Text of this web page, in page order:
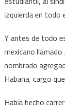
izquierda en todo
Y antes de todo
mexicano llamado
nombrado
Habana, cargo
Había hecho